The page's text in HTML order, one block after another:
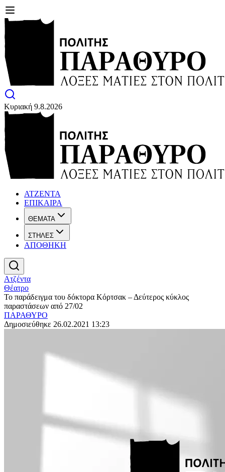
Κυριακή 9.8.2026
ΑΤΖΕΝΤΑ
ΕΠΙΚΑΙΡΑ
ΘΕΜΑΤΑ
ΣΤΗΛΕΣ
ΑΠΟΘΗΚΗ
Ατζέντα
Θέατρο
Το παράδειγμα του δόκτορα Κόρτσακ – Δεύτερος κύκλος
παραστάσεων από 27/02
ΠΑΡΑΘΥΡΟ
Δημοσιεύθηκε 26.02.2021 13:23